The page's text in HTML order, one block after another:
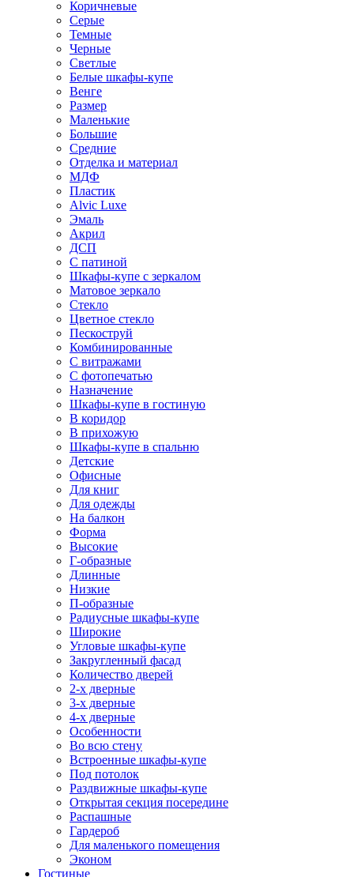
Коричневые
Серые
Темные
Черные
Светлые
Белые шкафы-купе
Венге
Размер
Маленькие
Большие
Средние
Отделка и материал
МДФ
Пластик
Alvic Luxe
Эмаль
Акрил
ДСП
С патиной
Шкафы-купе с зеркалом
Матовое зеркало
Стекло
Цветное стекло
Пескоструй
Комбинированные
С витражами
С фотопечатью
Назначение
Шкафы-купе в гостиную
В коридор
В прихожую
Шкафы-купе в спальню
Детские
Офисные
Для книг
Для одежды
На балкон
Форма
Высокие
Г-образные
Длинные
Низкие
П-образные
Радиусные шкафы-купе
Широкие
Угловые шкафы-купе
Закругленный фасад
Количество дверей
2-х дверные
3-х дверные
4-х дверные
Особенности
Во всю стену
Встроенные шкафы-купе
Под потолок
Раздвижные шкафы-купе
Открытая секция посередине
Распашные
Гардероб
Для маленького помещения
Эконом
Гостиные